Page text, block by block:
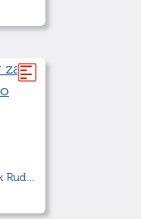
Spomenik Rudolfu Maistru